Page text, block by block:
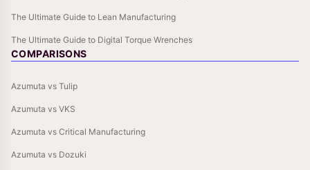
The Ultimate Guide to Lean Manufacturing
The Ultimate Guide to Digital Torque Wrenches
COMPARISONS
Azumuta vs Tulip
Azumuta vs VKS
Azumuta vs Critical Manufacturing
Azumuta vs Dozuki